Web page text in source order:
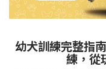
幼犬訓練完整指
練，從